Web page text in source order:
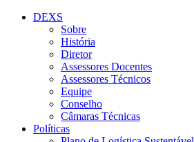
Conteúdo principal
DEXS
Sobre
História
Diretor
Assessores Docentes
Assessores Técnicos
Equipe
Conselho
Câmaras Técnicas
Políticas